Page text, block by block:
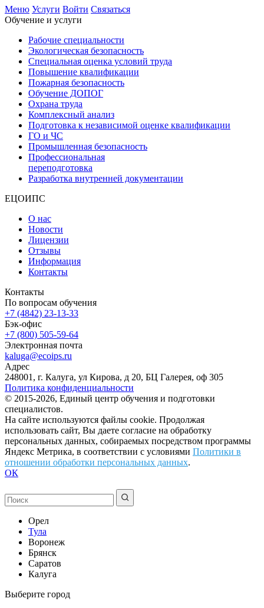
Меню Услуги Войти Связаться
Обучение и услуги
Рабочие специальности
Экологическая безопасность
Специальная оценка условий труда
Повышение квалификации
Пожарная безопасность
Обучение ДОПОГ
Охрана труда
Комплексный анализ
Подготовка к независимой оценке квалификации
ГО и ЧС
Промышленная безопасность
Профессиональная
переподготовка
Разработка внутренней документации
ЕЦОИПС
О нас
Новости
Лицензии
Отзывы
Информация
Контакты
Контакты
По вопросам обучения
+7 (4842) 23-13-33
Бэк-офис
+7 (800) 505-59-64
Электронная почта
kaluga@ecoips.ru
Адрес
248001, г. Калуга, ул Кирова, д 20, БЦ Галерея, оф 305
Политика конфиденциальности
© 2015-2026, Единый центр обучения и подготовки
специалистов.
На сайте используются файлы cookie. Продолжая
использовать сайт, Вы даете согласие на обработку
персональных данных, собираемых посредством программы
Яндекс Метрика, в соответствии с условиями Политики в
отношении обработки персональных данных.
ОК
Орел
Тула
Воронеж
Брянск
Саратов
Калуга
Выберите город